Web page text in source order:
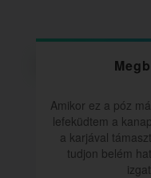
Amikor ez a póz
lefeküdtem a
a karjával
tudjon belém